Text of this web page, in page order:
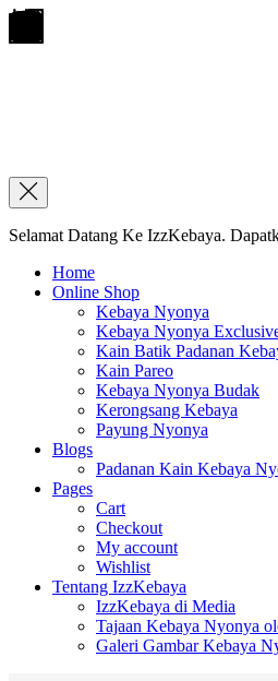
Selamat Datang Ke IzzKebaya.
Home
Online Shop
Kebaya Nyonya
Kebaya Nyonya
Kain Batik Padanan
Kain Pareo
Kebaya Nyonya Budak
Kerongsang Kebaya
Payung Nyonya
Blogs
Padanan Kain Kebaya
Pages
Cart
Checkout
My account
Wishlist
Tentang IzzKebaya
IzzKebaya di Media
Tajaan Kebaya Nyonya
Galeri Gambar Kebaya